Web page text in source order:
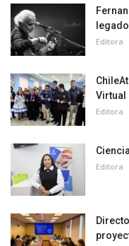
Editora
Virtual
Editora
Editora